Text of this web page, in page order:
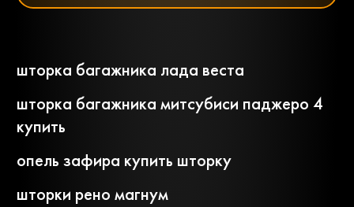
шторка багажника лада веста
шторка багажника митсубиси паджеро 4
купить
опель зафира купить шторку
шторки рено магнум